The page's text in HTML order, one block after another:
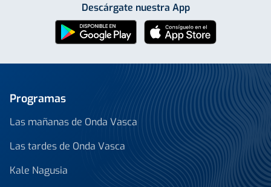
Descárgate nuestra App
Programas
Las mañanas de Onda Vasca
Las tardes de Onda Vasca
Kale Nagusia